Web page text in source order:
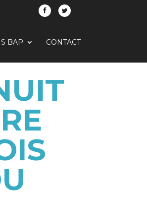
BAP CONTACT